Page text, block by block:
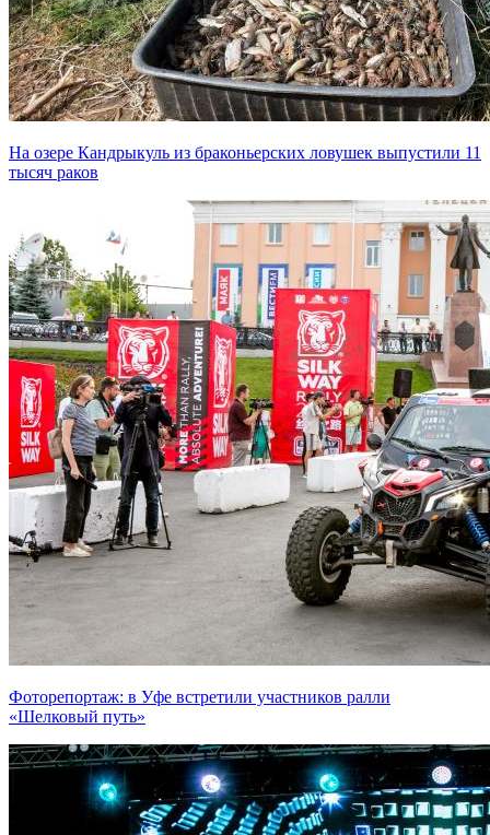
На озере Кандрыкуль из браконьерских ловушек выпустили 11
тысяч раков
Фоторепортаж: в Уфе встретили участников ралли
«Шелковый путь»